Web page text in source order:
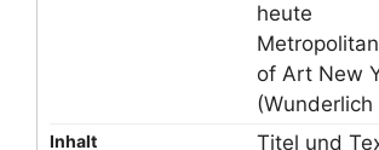
heute
of Art New
(Wunderlich
Inhalt
Titel und